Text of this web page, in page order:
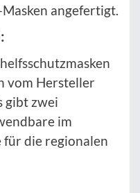
angefertigt.
vom Hersteller
gibt zwei
im
die regionalen